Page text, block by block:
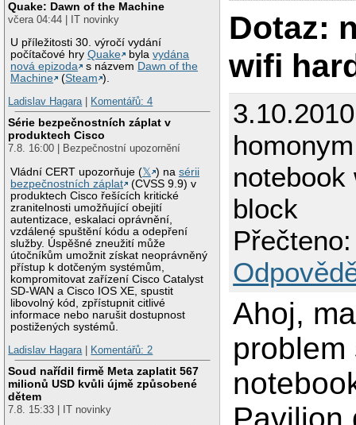
Quake: Dawn of the Machine
včera 04:44 | IT novinky
U příležitosti 30. výročí vydání
počítačové hryQuake bylavydána
nová epizoda
s názvem Dawn of the
Machine
(Steam ).
Ladislav Hagara| Komentářů: 4
Série bezpečnostních záplat v
produktech Cisco
7.8. 16:00 | Bezpečnostní upozornění
Vládní CERT upozorňuje (𝕏 ) nasérii
bezpečnostních záplat
(CVSS 9.9) v
produktech Cisco řešících kritické
zranitelnosti umožňující obejití
autentizace, eskalaci oprávnění,
vzdálené spuštění kódu a odepření
služby. Úspěšné zneužití může
útočníkům umožnit získat neoprávněný
přístup k dotčeným systémům,
kompromitovat zařízení Cisco Catalyst
SD-WAN a Cisco IOS XE, spustit
libovolný kód, zpřístupnit citlivé
informace nebo narušit dostupnost
postižených systémů.
Ladislav Hagara| Komentářů: 2
Soud nařídil firmě Meta zaplatit 567
milionů USD kvůli újmě způsobené
dětem
7.8. 15:33 | IT novinky
Dotaz:
wifi
homonym
notebook
block
Ahoj,
problem